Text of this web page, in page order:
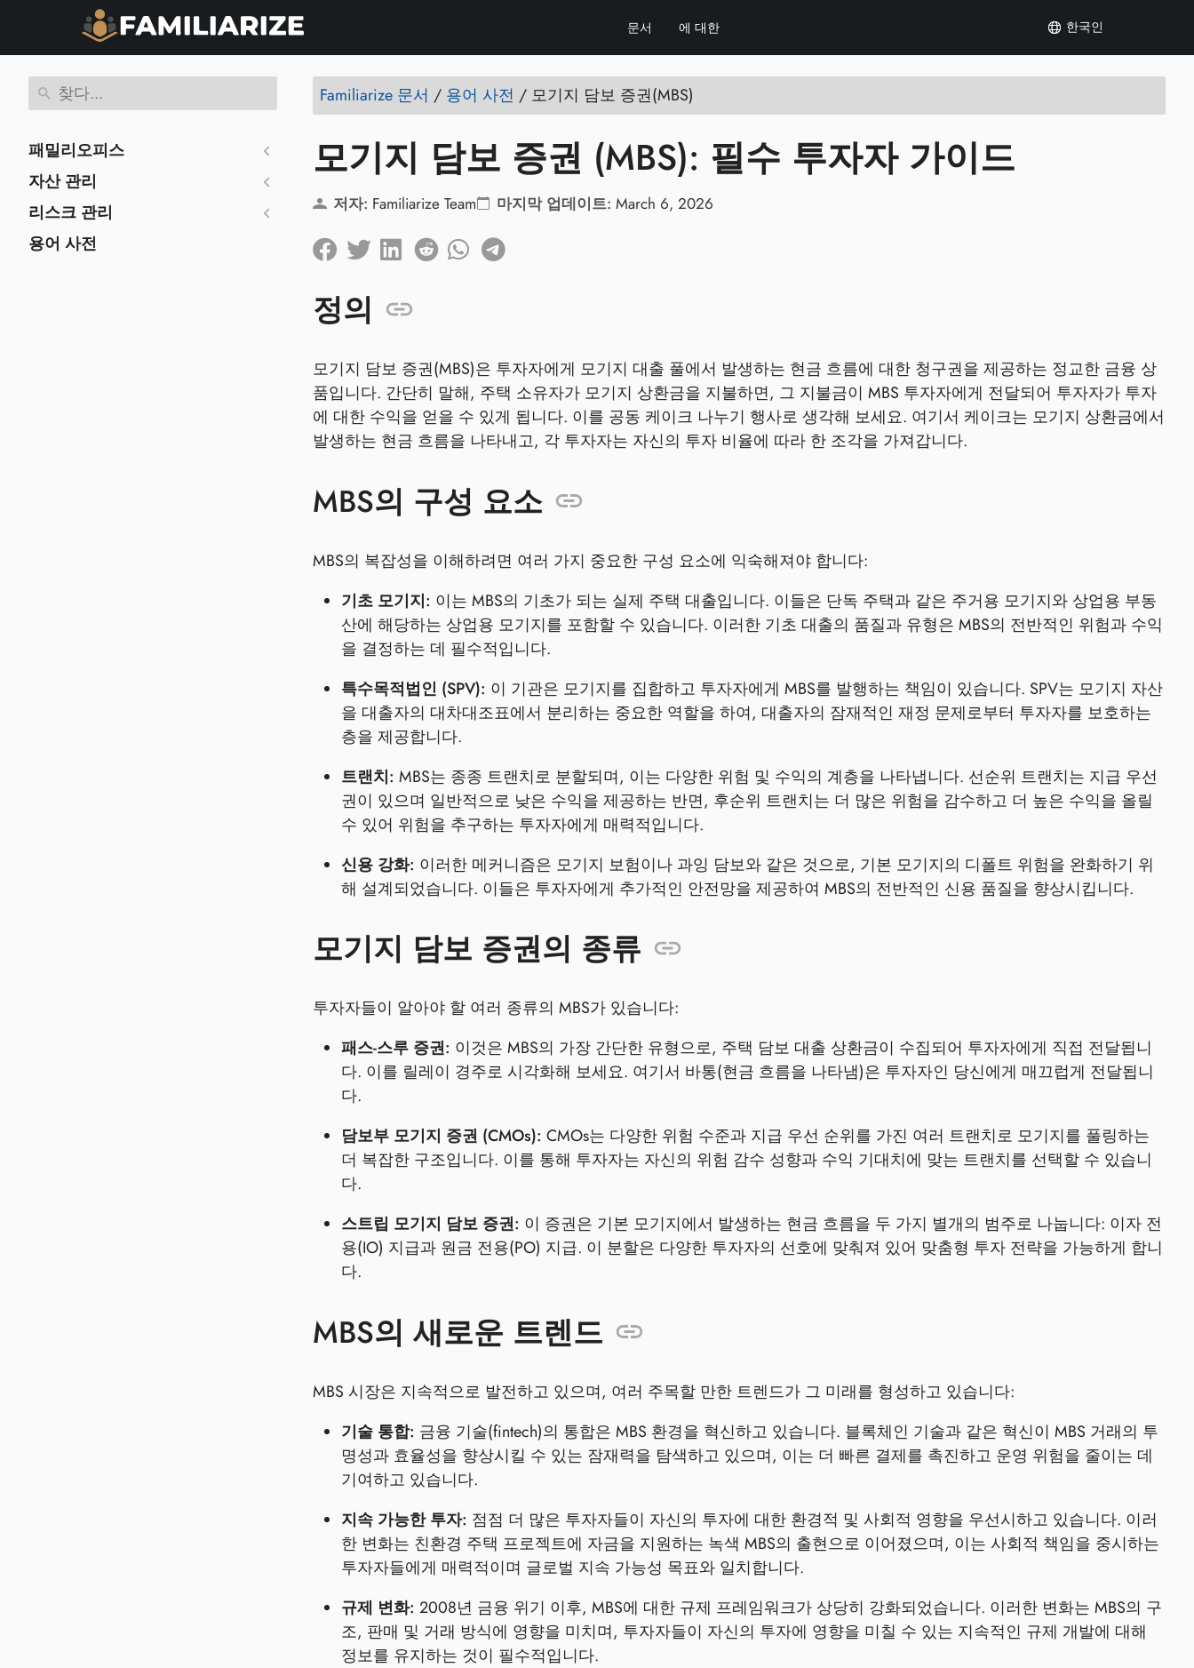
문서 에 대한 한국인
패밀리오피스
자산 관리
리스크 관리
용어 사전
Familiarize 문서 / 용어 사전 / 모기지 담보 증권(MBS)
모기지 담보 증권 (MBS): 필수 투자자 가이드
저자: Familiarize Team 마지막 업데이트: March 6, 2026
정의
모기지 담보 증권(MBS)은 투자자에게 모기지 대출 풀에서 발생하는 현금 흐름에 대한 청구권을 제공하는 정교한 금융 상
품입니다. 간단히 말해, 주택 소유자가 모기지 상환금을 지불하면, 그 지불금이 MBS 투자자에게 전달되어 투자자가 투자
에 대한 수익을 얻을 수 있게 됩니다. 이를 공동 케이크 나누기 행사로 생각해 보세요. 여기서 케이크는 모기지 상환금에서
발생하는 현금 흐름을 나타내고, 각 투자자는 자신의 투자 비율에 따라 한 조각을 가져갑니다.
MBS의 구성 요소
MBS의 복잡성을 이해하려면 여러 가지 중요한 구성 요소에 익숙해져야 합니다:
기초 모기지: 이는 MBS의 기초가 되는 실제 주택 대출입니다. 이들은 단독 주택과 같은 주거용 모기지와 상업용 부동
산에 해당하는 상업용 모기지를 포함할 수 있습니다. 이러한 기초 대출의 품질과 유형은 MBS의 전반적인 위험과 수익
을 결정하는 데 필수적입니다.
특수목적법인 (SPV): 이 기관은 모기지를 집합하고 투자자에게 MBS를 발행하는 책임이 있습니다. SPV는 모기지 자산
을 대출자의 대차대조표에서 분리하는 중요한 역할을 하여, 대출자의 잠재적인 재정 문제로부터 투자자를 보호하는
층을 제공합니다.
트랜치: MBS는 종종 트랜치로 분할되며, 이는 다양한 위험 및 수익의 계층을 나타냅니다. 선순위 트랜치는 지급 우선
권이 있으며 일반적으로 낮은 수익을 제공하는 반면, 후순위 트랜치는 더 많은 위험을 감수하고 더 높은 수익을 올릴
수 있어 위험을 추구하는 투자자에게 매력적입니다.
신용 강화: 이러한 메커니즘은 모기지 보험이나 과잉 담보와 같은 것으로, 기본 모기지의 디폴트 위험을 완화하기 위
해 설계되었습니다. 이들은 투자자에게 추가적인 안전망을 제공하여 MBS의 전반적인 신용 품질을 향상시킵니다.
모기지 담보 증권의 종류
투자자들이 알아야 할 여러 종류의 MBS가 있습니다:
패스-스루 증권: 이것은 MBS의 가장 간단한 유형으로, 주택 담보 대출 상환금이 수집되어 투자자에게 직접 전달됩니
다. 이를 릴레이 경주로 시각화해 보세요. 여기서 바통(현금 흐름을 나타냄)은 투자자인 당신에게 매끄럽게 전달됩니
다.
담보부 모기지 증권 (CMOs): CMOs는 다양한 위험 수준과 지급 우선 순위를 가진 여러 트랜치로 모기지를 풀링하는
더 복잡한 구조입니다. 이를 통해 투자자는 자신의 위험 감수 성향과 수익 기대치에 맞는 트랜치를 선택할 수 있습니
다.
스트립 모기지 담보 증권: 이 증권은 기본 모기지에서 발생하는 현금 흐름을 두 가지 별개의 범주로 나눕니다: 이자 전
용(IO) 지급과 원금 전용(PO) 지급. 이 분할은 다양한 투자자의 선호에 맞춰져 있어 맞춤형 투자 전략을 가능하게 합니
다.
MBS의 새로운 트렌드
MBS 시장은 지속적으로 발전하고 있으며, 여러 주목할 만한 트렌드가 그 미래를 형성하고 있습니다:
기술 통합: 금융 기술(fintech)의 통합은 MBS 환경을 혁신하고 있습니다. 블록체인 기술과 같은 혁신이 MBS 거래의 투
명성과 효율성을 향상시킬 수 있는 잠재력을 탐색하고 있으며, 이는 더 빠른 결제를 촉진하고 운영 위험을 줄이는 데
기여하고 있습니다.
지속 가능한 투자: 점점 더 많은 투자자들이 자신의 투자에 대한 환경적 및 사회적 영향을 우선시하고 있습니다. 이러
한 변화는 친환경 주택 프로젝트에 자금을 지원하는 녹색 MBS의 출현으로 이어졌으며, 이는 사회적 책임을 중시하는
투자자들에게 매력적이며 글로벌 지속 가능성 목표와 일치합니다.
규제 변화: 2008년 금융 위기 이후, MBS에 대한 규제 프레임워크가 상당히 강화되었습니다. 이러한 변화는 MBS의 구
조, 판매 및 거래 방식에 영향을 미치며, 투자자들이 자신의 투자에 영향을 미칠 수 있는 지속적인 규제 개발에 대해
정보를 유지하는 것이 필수적입니다.